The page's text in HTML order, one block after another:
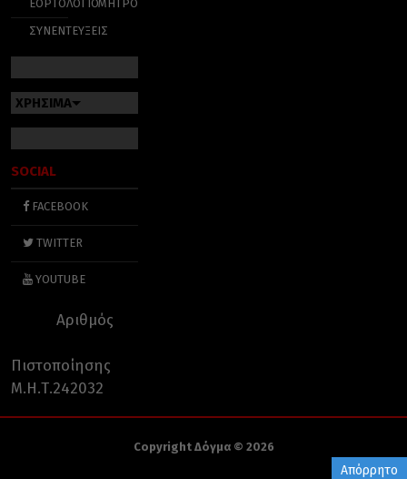
ΕΟΡΤΟΛΟΓΙΟ
ΣΥΝΕΝΤΕΥΞΕΙΣ
ΜΗΤΡΟΠΟΛΕΙΣ
ΧΡΗΣΙΜΑ
SOCIAL
FACEBOOK
TWITTER
YOUTUBE
Αριθμός
Πιστοποίησης
Μ.Η.Τ.242032
Copyright Δόγμα © 2026
Απόρρητο